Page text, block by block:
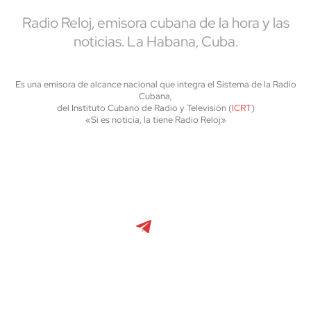
Radio Reloj, emisora cubana de la hora y las
noticias. La Habana, Cuba.
Es una emisora de alcance nacional que integra el Sistema de la Radio
Cubana,
del Instituto Cubano de Radio y Televisión (ICRT)
«Si es noticia, la tiene Radio Reloj»